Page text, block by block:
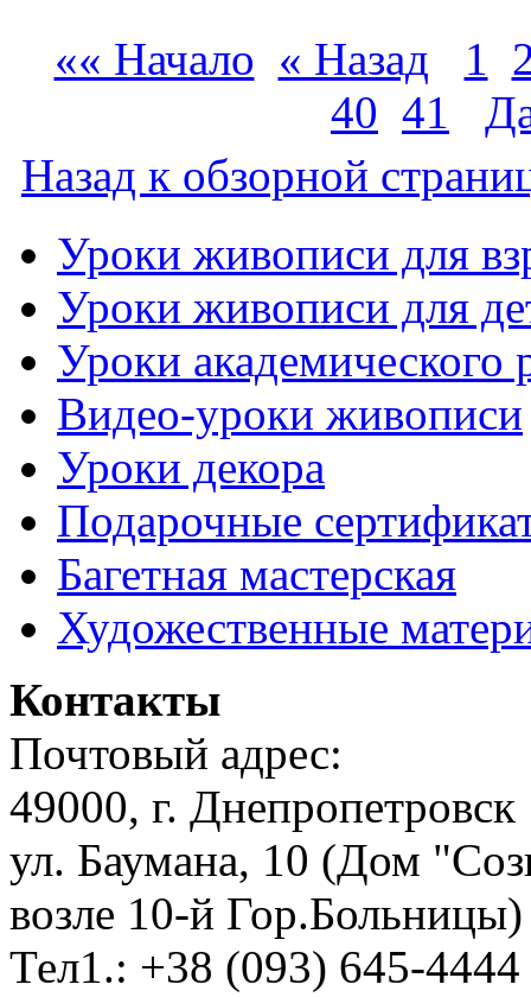
«« Начало « Назад 1
40 41
Назад к обзорной
Уроки живописи для
Уроки живописи для
Уроки академического
Видео-уроки живописи
Уроки декора
Подарочные
Багетная мастерская
Художественные
Контакты
Почтовый адрес:
49000, г. Днепропетровск
ул. Баумана, 10 (Дом
возле 10-й Гор.Больницы)
Тел1.: +38 (093) 645-4444